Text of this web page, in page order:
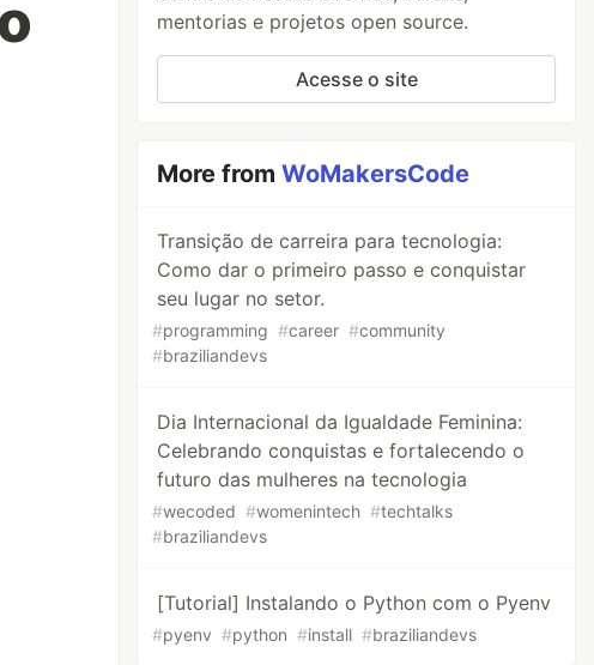
mentorias e projetos open source.
Acesse o site
More fromWoMakersCode
Transição de carreira para tecnologia:
Como dar o primeiro passo e conquistar
seu lugar no setor.
#programming #career #community
#braziliandevs
Dia Internacional da Igualdade Feminina:
Celebrando conquistas e fortalecendo o
futuro das mulheres na tecnologia
#wecoded #womenintech #techtalks
#braziliandevs
[Tutorial] Instalando o Python com o Pyenv
#pyenv #python #install #braziliandevs